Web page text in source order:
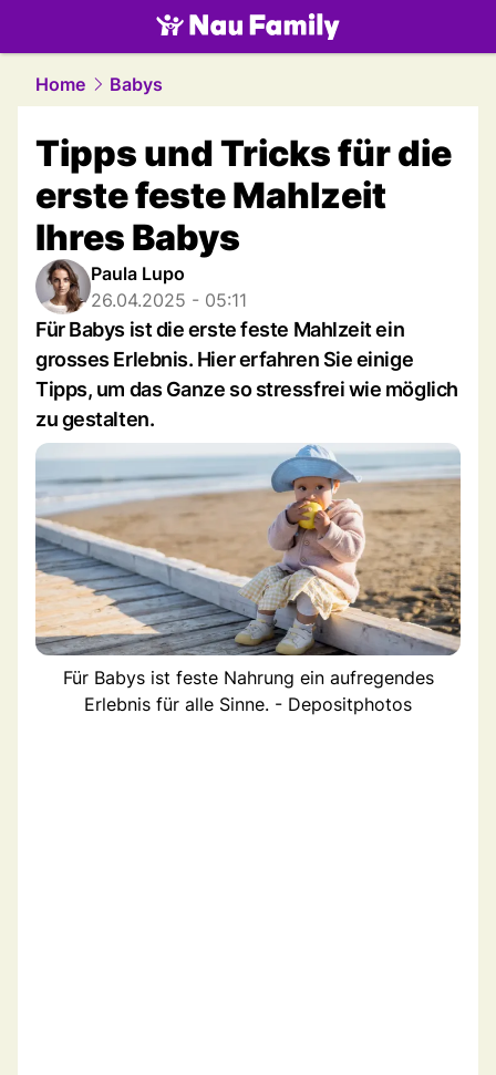
family.NAU.ch
Home Babys
Tipps und Tricks für die
erste feste Mahlzeit
Ihres Babys
Paula Lupo
26.04.2025 - 05:11
Für Babys ist die erste feste Mahlzeit ein
grosses Erlebnis. Hier erfahren Sie einige
Tipps, um das Ganze so stressfrei wie möglich
zu gestalten.
Für Babys ist feste Nahrung ein aufregendes
Erlebnis für alle Sinne. - Depositphotos